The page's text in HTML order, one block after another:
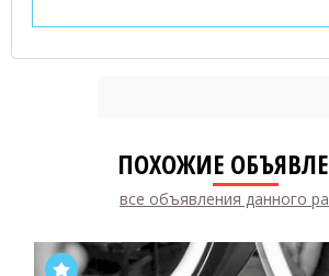
ПОХОЖИЕ
все объявления данного